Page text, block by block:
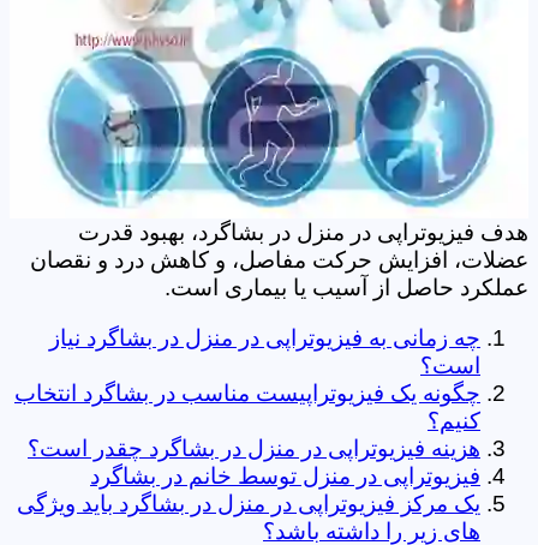
هدف فیزیوتراپی در منزل در بشاگرد، بهبود قدرت
عضلات، افزایش حرکت مفاصل، و کاهش درد و نقصان
عملکرد حاصل از آسیب یا بیماری است.
چه زمانی به فیزیوتراپی در منزل در بشاگرد نیاز
است؟
چگونه یک فیزیوتراپیست مناسب در بشاگرد انتخاب
کنیم؟
هزینه فیزیوتراپی در منزل در بشاگرد چقدر است؟
فیزیوتراپی در منزل توسط خانم در بشاگرد
یک مرکز فیزیوتراپی در منزل در بشاگرد باید ویژگی
های زیر را داشته باشد؟